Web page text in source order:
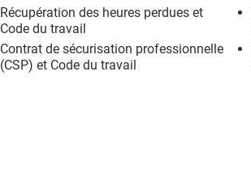
Récupération des heures perdues et
Code du travail
Contrat de sécurisation professionnelle
(CSP) et Code du travail